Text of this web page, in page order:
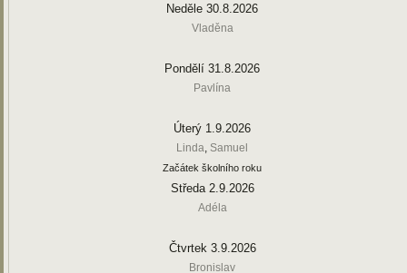
Neděle 30.8.2026
Vladěna
Pondělí 31.8.2026
Pavlína
Úterý 1.9.2026
Linda, Samuel
Začátek školního roku
Středa 2.9.2026
Adéla
Čtvrtek 3.9.2026
Bronislav